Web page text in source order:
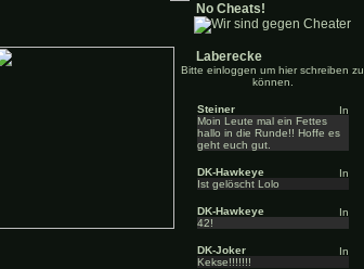
No Cheats!
Laberecke
Bitte einloggen um hier schreiben zu
können.
Steiner
Moin Leute mal ein Fettes
hallo in die Runde!! Hoffe es
geht euch gut.
DK-Hawkeye
Ist gelöscht Lolo
DK-Hawkeye
42!
DK-Joker
Kekse!!!!!!!